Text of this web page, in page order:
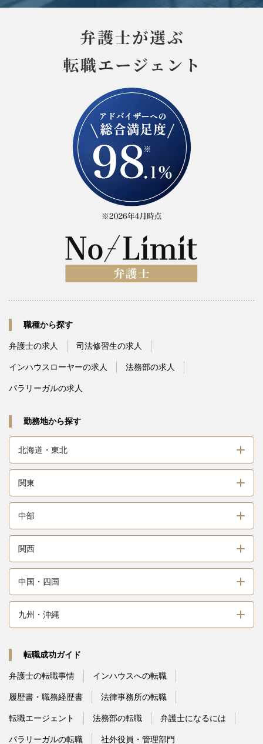
職種から探す
弁護士の求人 司法修習生の求人
インハウスローヤーの求人 法務部の求人
パラリーガルの求人
勤務地から探す
北海道・東北
関東
中部
関西
中国・四国
九州・沖縄
転職成功ガイド
弁護士の転職事情 インハウスへの転職
履歴書・職務経歴書 法律事務所の転職
転職エージェント 法務部の転職 弁護士になるには
パラリーガルの転職 社外役員・管理部門